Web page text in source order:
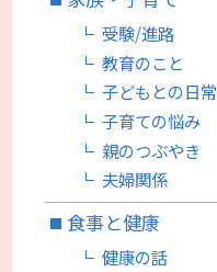
受験/進路
教育のこと
子どもとの日常
子育ての悩み
親のつぶやき
夫婦関係
食事と健康
健康の話